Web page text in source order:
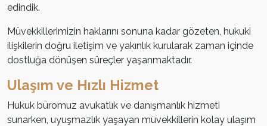
edindik.
Müvekkillerimizin haklarını sonuna kadar gözeten, hukuki
ilişkilerin doğru iletişim ve yakınlık kurularak zaman içinde
dostluğa dönüşen süreçler yaşanmaktadır.
Ulaşım ve Hızlı Hizmet
Hukuk büromuz avukatlık ve danışmanlık hizmeti
sunarken, uyuşmazlık yaşayan müvekkillerin kolay ulaşım